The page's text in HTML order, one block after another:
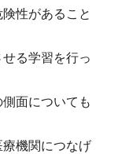
性があること
る学習を行っ
面についても
機関につなげ